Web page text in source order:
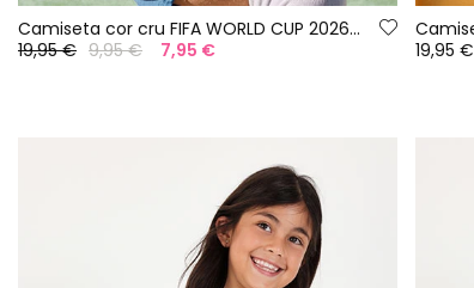
Camiseta cor cru FIFA WORLD CUP 2026© X Boboli
19,95 € 9,95 € 7,95 €
19,95 €